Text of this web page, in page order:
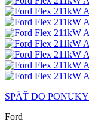
SPÄŤ DO PONUKY
Ford